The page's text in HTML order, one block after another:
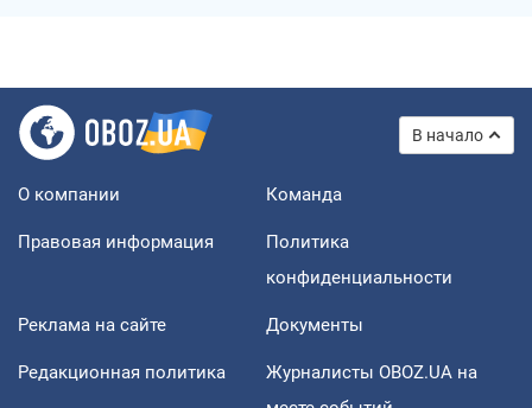
В начало
О компании Команда
Правовая информация
Политика
конфиденциальности
Реклама на сайте Документы
Редакционная политика
Журналисты OBOZ.UA на